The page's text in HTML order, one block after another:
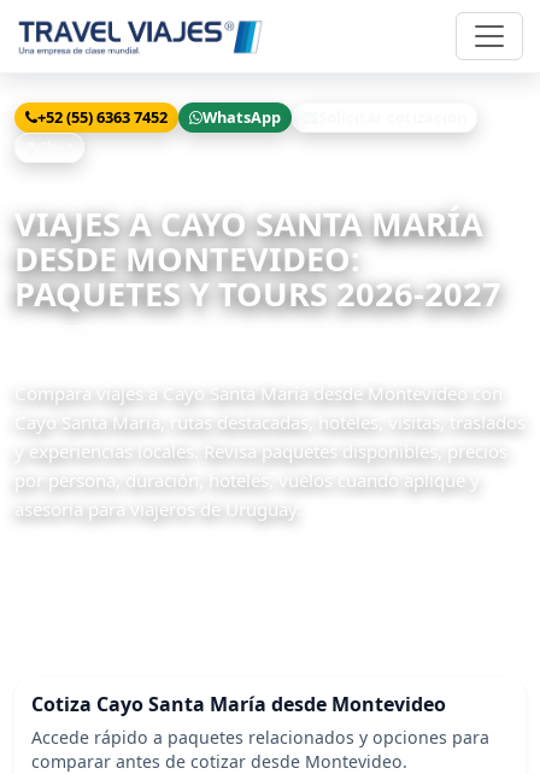
+52 (55) 6363 7452 WhatsApp
VIAJES A CAYO SANTA MARÍA
DESDE MONTEVIDEO:
PAQUETES Y TOURS 2026-2027
Compara viajes a Cayo Santa María desde Montevideo con
Cayo Santa María, rutas destacadas, hoteles, visitas, traslados
y experiencias locales. Revisa paquetes disponibles, precios
por persona, duración, hoteles, vuelos cuando aplique y
asesoría para viajeros de Uruguay.
Cotiza Cayo Santa María desde Montevideo
Accede rápido a paquetes relacionados y opciones para
comparar antes de cotizar desde Montevideo.